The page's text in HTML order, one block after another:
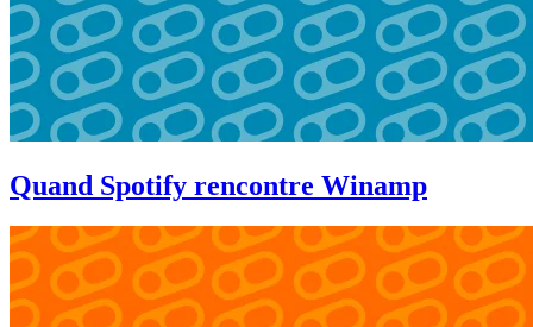
Quand Spotify rencontre Winamp